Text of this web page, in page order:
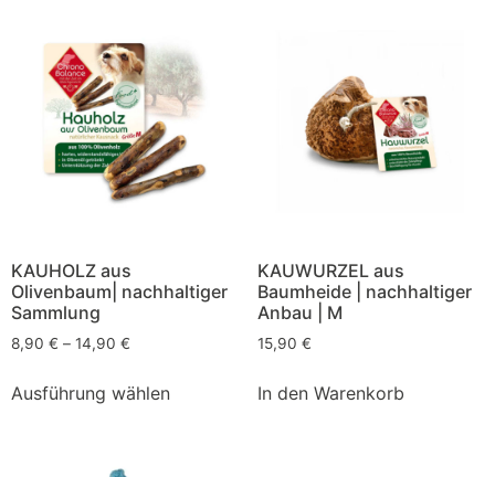
KAUHOLZ aus
Olivenbaum| nachhaltiger
Sammlung
8,90 € – 14,90 €
Ausführung wählen
KAUWURZEL aus
Baumheide | nachhaltiger
Anbau | M
15,90 €
In den Warenkorb